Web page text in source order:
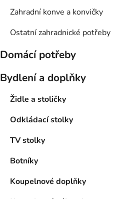
Zahradní konve a konvičky
Ostatní zahradnické potřeby
Domácí potřeby
Bydlení a doplňky
Židle a stoličky
Odkládací stolky
TV stolky
Botníky
Koupelnové doplňky